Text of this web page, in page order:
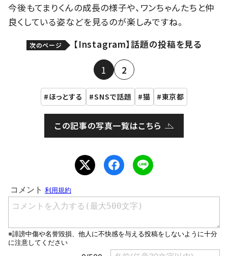
今後もてまりくんの成長の様子や、ワンちゃんたちと仲
良くしている姿などを見るのが楽しみですね。
次のページ 【Instagram】話題の投稿を見る
1 2
ほっとする SNSで話題 猫 東京都
この記事の写真一覧はこちら